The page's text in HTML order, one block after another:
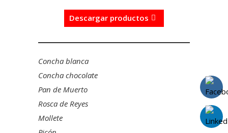
Descargar productos
Concha blanca
Concha chocolate
Pan de Muerto
Rosca de Reyes
Mollete